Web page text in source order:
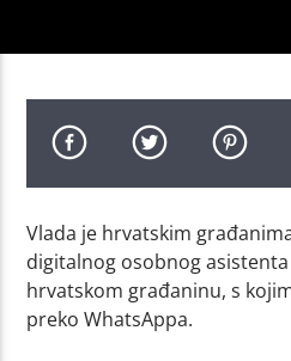
Vlada je hrvatskim
digitalnog osobnog
hrvatskom građaninu, s
preko WhatsAppa.